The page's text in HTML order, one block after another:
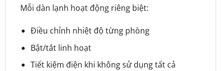
Mỗi dàn lạnh hoạt động riêng biệt:
Điều chỉnh nhiệt độ từng phòng
Bật/tắt linh hoạt
Tiết kiệm điện khi không sử dụng tất cả